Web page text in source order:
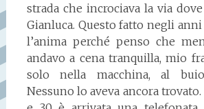
strada che incrociava la via
Gianluca. Questo fatto negli
l’anima perché penso che
andavo a cena tranquilla, mio
solo nella macchina, al
Nessuno lo aveva ancora